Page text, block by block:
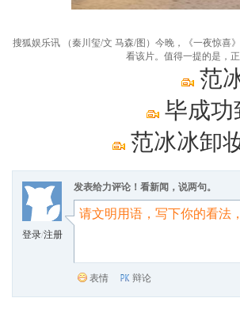
搜狐娱乐讯 （秦川玺/文 马森/图）今晚，《一夜惊喜
看该片。值得一提的是，
范
毕成功
范冰冰卸
登录/注册
发表给力评论！看新闻，说两句。
表情 辩论